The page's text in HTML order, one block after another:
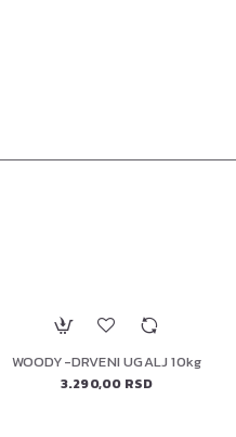
WOODY-DRVENI UGALJ 10kg
3.290,00 RSD